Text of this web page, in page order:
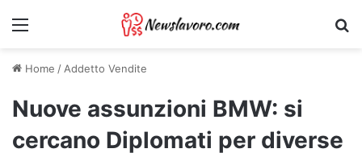
Menu
Home /Addetto Vendite
Nuove assunzioni BMW: si
cercano Diplomati per diverse